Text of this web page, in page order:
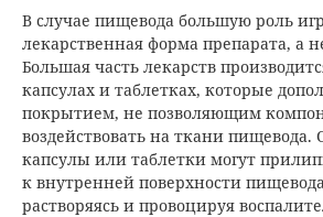
В случае пищевода большую роль
лекарственная форма препарата, а
Большая часть лекарств
капсулах и таблетках, которые
покрытием, не позволяющим
воздействовать на ткани пищевода.
капсулы или таблетки могут
к внутренней поверхности
растворяясь и провоцируя